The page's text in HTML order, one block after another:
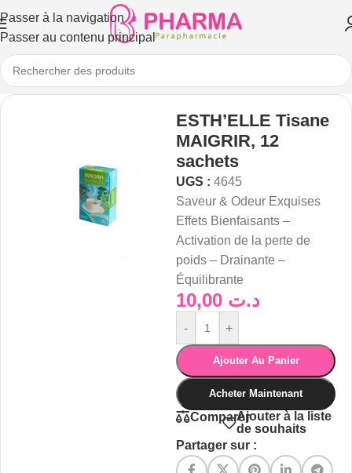
Passer à la navigation
Passer au contenu principal
ESTH’ELLE Tisane
MAIGRIR, 12
sachets
UGS : 4645
Saveur & Odeur Exquises
Effets Bienfaisants –
Activation de la perte de
poids – Drainante –
Équilibrante
د.ت
- +
Ajouter Au Panier
Acheter Maintenant
ComparerAjouter à la liste
de souhaits
Partager sur :